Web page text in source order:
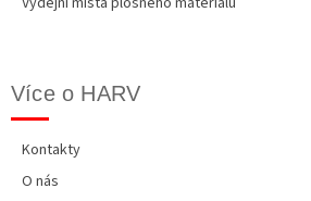
Více o HARV
Kontakty
O nás